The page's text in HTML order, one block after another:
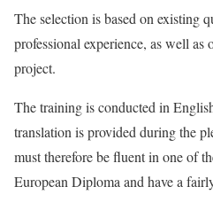
The selection is based on existing
professional experience, as well
project.
The training is conducted in
translation is provided during the
must therefore be fluent in one of
European Diploma and have a